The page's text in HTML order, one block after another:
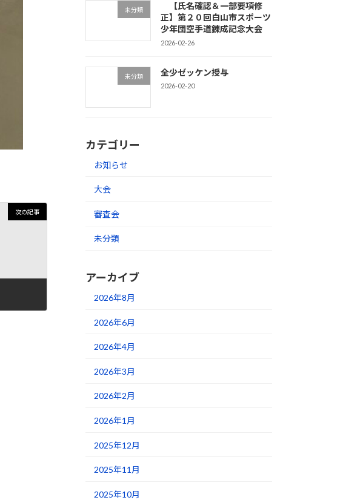
次の記事
未分類
【氏名確認＆一部要項修
正】第２０回白山市スポーツ
少年団空手道錬成記念大会
2026-02-26
未分類 全少ゼッケン授与
2026-02-20
カテゴリー
お知らせ
大会
審査会
未分類
アーカイブ
2026年8月
2026年6月
2026年4月
2026年3月
2026年2月
2026年1月
2025年12月
2025年11月
2025年10月